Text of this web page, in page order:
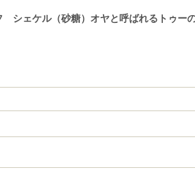
シェケル（砂糖）オヤと呼ばれるトゥ